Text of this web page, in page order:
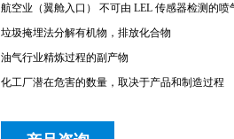
航空业（翼舱入口） 不可由 LEL 传感器检测的
垃圾掩埋法分解有机物，排放化合物
油气行业精炼过程的副产物
化工厂潜在危害的数量，取决于产品和制造过程